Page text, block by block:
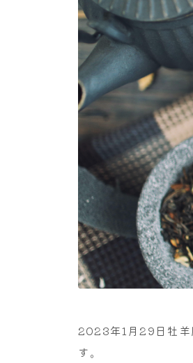
2023年1月29日牡羊
す。